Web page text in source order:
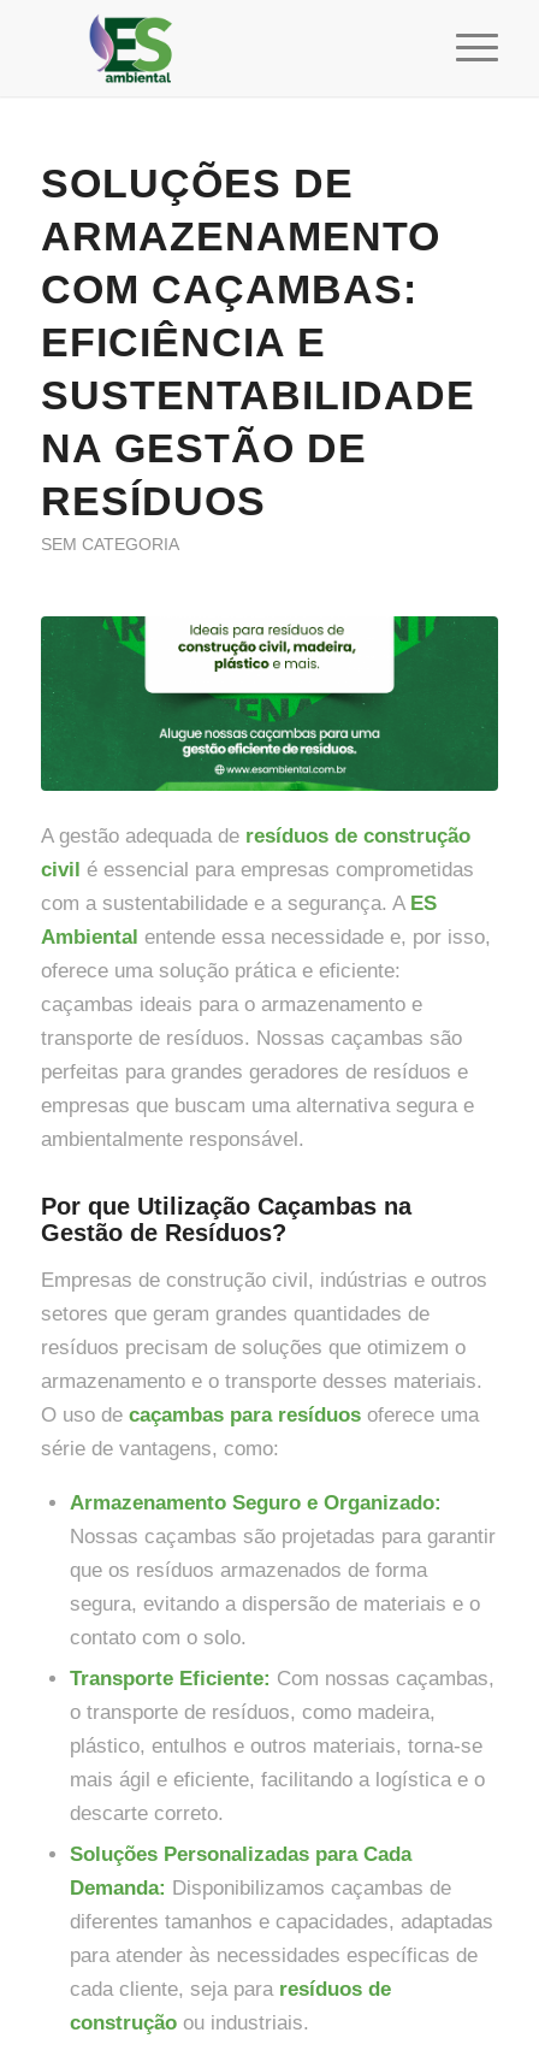
SOLUÇÕES DE
ARMAZENAMENTO
COM CAÇAMBAS:
EFICIÊNCIA E
SUSTENTABILIDADE
NA GESTÃO DE
RESÍDUOS
SEM CATEGORIA
A gestão adequada de resíduos de construção
civil é essencial para empresas comprometidas
com a sustentabilidade e a segurança. A ES
Ambiental entende essa necessidade e, por isso,
oferece uma solução prática e eficiente:
caçambas ideais para o armazenamento e
transporte de resíduos. Nossas caçambas são
perfeitas para grandes geradores de resíduos e
empresas que buscam uma alternativa segura e
ambientalmente responsável.
Por que Utilização Caçambas na
Gestão de Resíduos?
Empresas de construção civil, indústrias e outros
setores que geram grandes quantidades de
resíduos precisam de soluções que otimizem o
armazenamento e o transporte desses materiais.
O uso de caçambas para resíduosoferece uma
série de vantagens, como:
Armazenamento Seguro e Organizado:
Nossas caçambas são projetadas para garantir
que os resíduos armazenados de forma
segura, evitando a dispersão de materiais e o
contato com o solo.
Transporte Eficiente: Com nossas caçambas,
o transporte de resíduos, como madeira,
plástico, entulhos e outros materiais, torna-se
mais ágil e eficiente, facilitando a logística e o
descarte correto.
Soluções Personalizadas para Cada
Demanda: Disponibilizamos caçambas de
diferentes tamanhos e capacidades, adaptadas
para atender às necessidades específicas de
cada cliente, seja para resíduos de
construçãoou industriais.